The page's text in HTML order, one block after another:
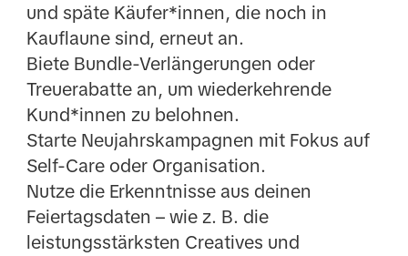
und späte Käufer*innen, die noch in
Kauflaune sind, erneut an.
Biete Bundle-Verlängerungen oder
Treuerabatte an, um wiederkehrende
Kund*innen zu belohnen.
Starte Neujahrskampagnen mit Fokus auf
Self-Care oder Organisation.
Nutze die Erkenntnisse aus deinen
Feiertagsdaten – wie z. B. die
leistungsstärksten Creatives und